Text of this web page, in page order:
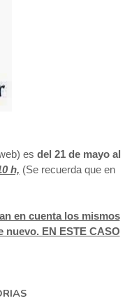
es del 21 de mayo al
h, (Se recuerda que en
en cuenta los mismos
EN ESTE CASO